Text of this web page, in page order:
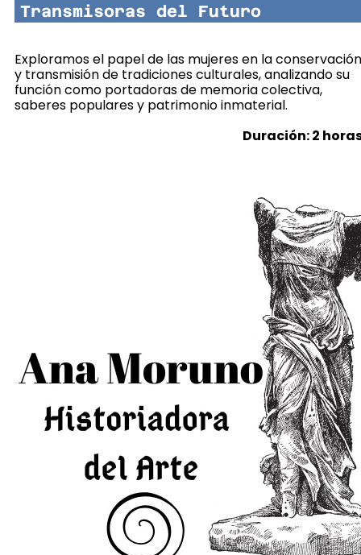
Transmisoras del Futuro
Exploramos el papel de las mujeres en la conservación
y transmisión de tradiciones culturales, analizando su
función como portadoras de memoria colectiva,
saberes populares y patrimonio inmaterial.
Duración: 2